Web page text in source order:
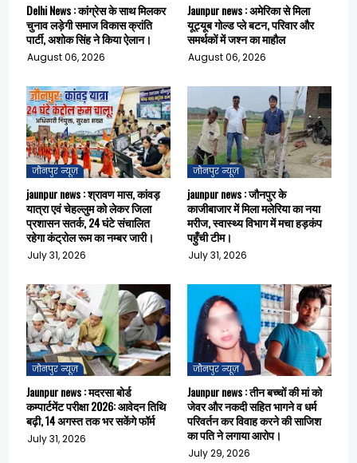
Delhi News : कांग्रेस के साथ मिलकर
चुनाव लड़ेगी समाज विकास क्रांति
पार्टी, अशोक सिंह ने किया ऐलान।
August 06, 2026
Jaunpur news : अमेरिका से मिला
यूट्यूब गोल्ड प्ले बटन, परिवार और
समर्थकों में जश्न का माहौल
August 06, 2026
जौनपुर न्यूज़
jaunpur news : श्रावण मास, कांवड़
यात्रा एवं चेहल्लुम को लेकर जिला
प्रशासन सतर्क, 24 घंटे संचालित
रहेगा कंट्रोल रूम का नम्बर जारी।
July 31, 2026
जौनपुर न्यूज़
jaunpur news : जौनपुर के
काजीबाजार में मिला मलेरिया का नया
मरीज, स्वास्थ्य विभाग में मचा हड़कंप
पहुँची टीम।
July 31, 2026
जौनपुर न्यूज़
Jaunpur news : मदरसा बोर्ड
कम्पार्टमेंट परीक्षा 2026: आवेदन तिथि
बढ़ी, 14 अगस्त तक भर सकेंगे फॉर्म
July 31, 2026
जौनपुर न्यूज़
Jaunpur news : तीन बच्चों की मां को
जेवर और नकदी सहित भागने व धर्म
परिवर्तन कर विवाह करने की साजिश
का पति ने लगाया आरोप।
July 29, 2026